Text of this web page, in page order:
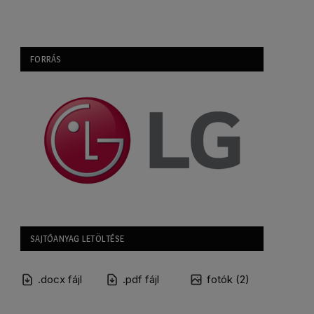
FORRÁS
SAJTÓANYAG LETÖLTÉSE
.docx fájl .pdf fájl fotók (2)